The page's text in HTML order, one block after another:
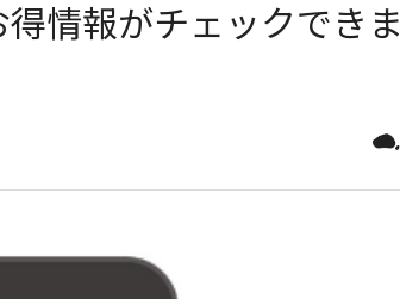
情報がチェックできま